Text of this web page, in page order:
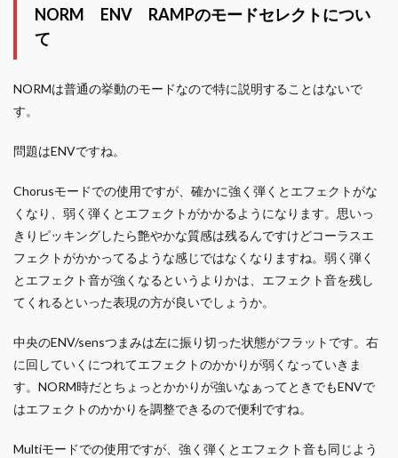
NORM ENV RAMPのモードセレクトについ
て
NORMは普通の挙動のモードなので特に説明することはないで
す。
問題はENVですね。
Chorusモードでの使用ですが、確かに強く弾くとエフェクトがな
くなり、弱く弾くとエフェクトがかかるようになります。思いっ
きりピッキングしたら艶やかな質感は残るんですけどコーラスエ
フェクトがかかってるような感じではなくなりますね。弱く弾く
とエフェクト音が強くなるというよりかは、エフェクト音を残し
てくれるといった表現の方が良いでしょうか。
中央のENV/sensつまみは左に振り切った状態がフラットです。右
に回していくにつれてエフェクトのかかりが弱くなっていきま
す。NORM時だとちょっとかかりが強いなぁってときでもENVで
はエフェクトのかかりを調整できるので便利ですね。
Multiモードでの使用ですが、強く弾くとエフェクト音も同じよう